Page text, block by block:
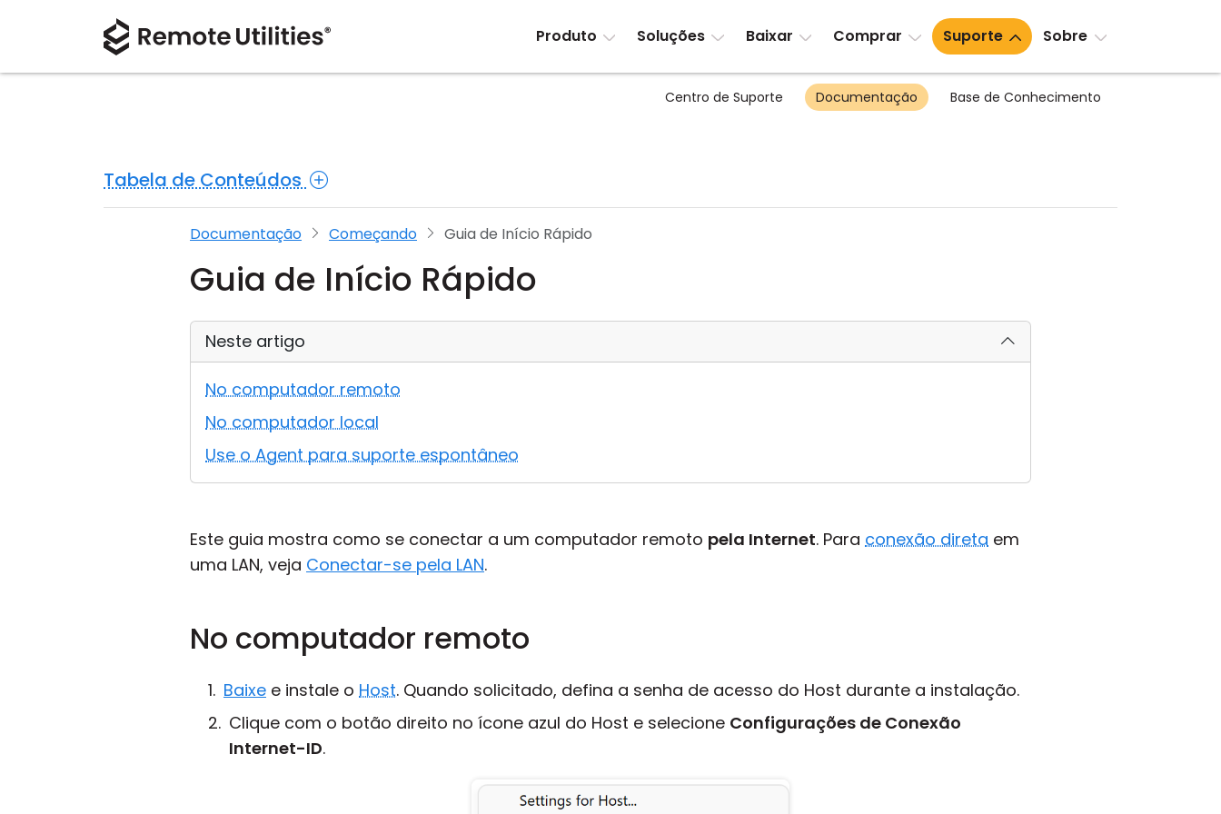
Produto Soluções Baixar Comprar Suporte Sobre
Centro de Suporte Documentação Base de Conhecimento
Tabela de Conteúdos
Documentação Começando Guia de Início Rápido
Guia de Início Rápido
Neste artigo
No computador remoto
No computador local
Use o Agent para suporte espontâneo
Este guia mostra como se conectar a um computador remoto pela Internet. Para conexão direta em
uma LAN, veja Conectar-se pela LAN.
No computador remoto
Baixe e instale o Host. Quando solicitado, defina a senha de acesso do Host durante a instalação.
Clique com o botão direito no ícone azul do Host e selecione Configurações de Conexão
Internet-ID.